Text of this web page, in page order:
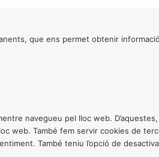
que ens permet obtenir
navegueu pel lloc web.
web. També fem servir cookies de
També teniu l’opció de